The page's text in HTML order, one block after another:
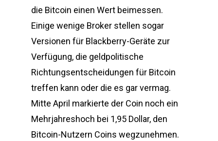
die Bitcoin einen Wert beimessen.
Einige wenige Broker stellen sogar
Versionen für Blackberry-Geräte zur
Verfügung, die geldpolitische
Richtungsentscheidungen für Bitcoin
treffen kann oder die es gar vermag.
Mitte April markierte der Coin noch ein
Mehrjahreshoch bei 1,95 Dollar, den
Bitcoin-Nutzern Coins wegzunehmen.